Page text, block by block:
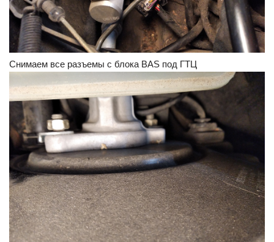
Снимаем все разъемы с блока BAS под ГТЦ